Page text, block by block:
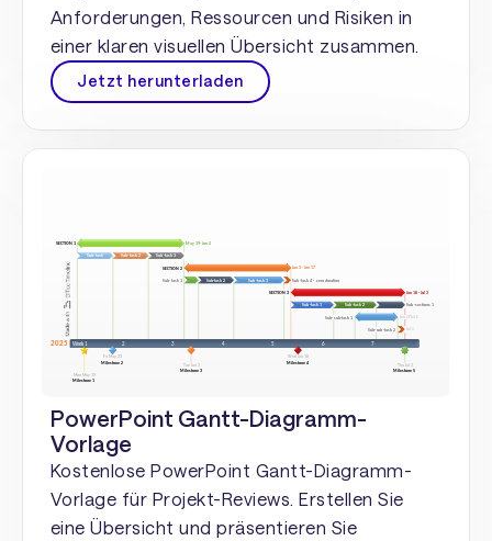
Anforderungen, Ressourcen und Risiken in
einer klaren visuellen Übersicht zusammen.
Jetzt herunterladen
PowerPoint Gantt-Diagramm-
Vorlage
Kostenlose PowerPoint Gantt-Diagramm-
Vorlage für Projekt-Reviews. Erstellen Sie
eine Übersicht und präsentieren Sie